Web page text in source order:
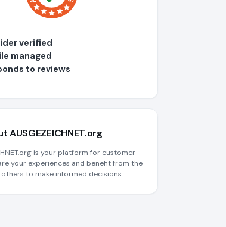
verified
managed
to reviews
AUSGEZEICHNET.org
is your platform for customer
your experiences and benefit from the
to make informed decisions.